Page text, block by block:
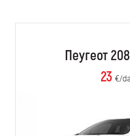
Пеугеот
23 €/